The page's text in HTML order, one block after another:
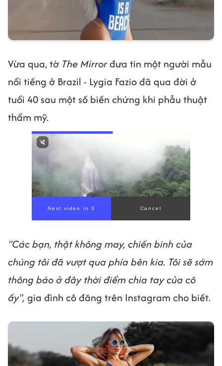
Vừa qua, tờ The Mirrorđưa tin một người mẫu
nổi tiếng ở Brazil - Lygia Fazio đã qua đời ở
tuổi 40 sau một số biến chứng khi phẫu thuật
thẩm mỹ.
Next video in 1 Cancel
"Các bạn, thật không may, chiến binh của
chúng tôi đã vượt qua phía bên kia. Tôi sẽ sớm
thông báo ở đây thời điểm chia tay của cô
ấy", gia đình cô đăng trên Instagram cho biết.